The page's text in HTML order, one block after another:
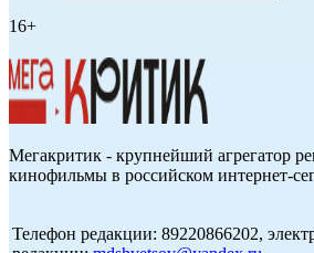
16+
Мегакритик - крупнейший агрегатор
кинофильмы в российском интернет-
Телефон редакции: 89220866202,